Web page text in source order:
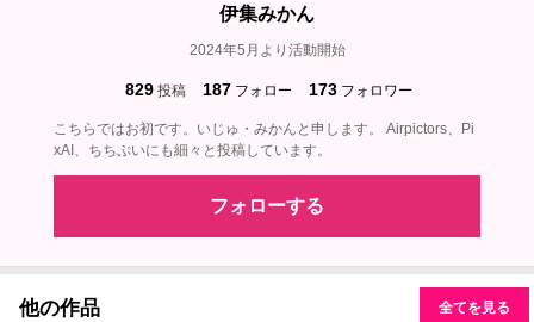
伊集みかん
2024年5月より活動開始
829 投稿 187 フォロー 173 フォロワー
こちらではお初です。いじゅ・みかんと申します。 Airpictors、Pi
xAI、ちちぷいにも細々と投稿しています。
フォローする
他の作品 全てを見る